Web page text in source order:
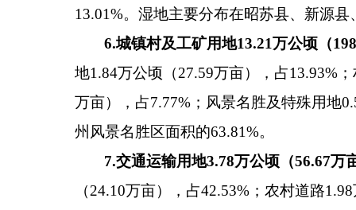
13.01%。湿地主要分布在昭苏县、新源
6.城镇村及工矿用地13.21万公顷（
地1.84万公顷（27.59万亩），占13.93%
万亩），占7.77%；风景名胜及特殊用地
州风景名胜区面积的63.81%。
7.交通运输用地3.78万公顷（56.67万
（24.10万亩），占42.53%；农村道路